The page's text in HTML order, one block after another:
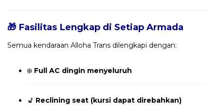
🎁 Fasilitas Lengkap di Setiap Armada
Semua kendaraan Alloha Trans dilengkapi dengan:
❄️ Full AC dingin menyeluruh
💺 Reclining seat (kursi dapat direbahkan)